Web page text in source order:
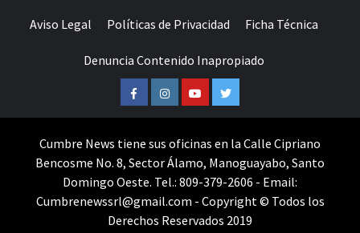
Aviso Legal Políticas de Privacidad Ficha Técnica
Denuncia Contenido Inapropiado
FacebookInstagramYoutubeTwitter
Cumbre News tiene sus oficinas en la Calle Cipriano
Bencosme No. 8, Sector Álamo, Manoguayabo, Santo
Domingo Oeste. Tel.: 809-379-2606 - Email:
Cumbrenewssrl@gmail.com - Copyright © Todos los
Derechos Reservados 2019